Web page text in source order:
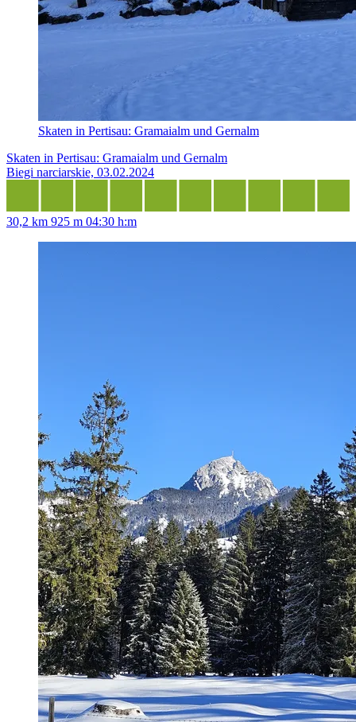
Skaten in Pertisau: Gramaialm und Gernalm
Skaten in Pertisau: Gramaialm und Gernalm
Biegi narciarskie, 03.02.2024
30,2 km 925 m 04:30 h:m